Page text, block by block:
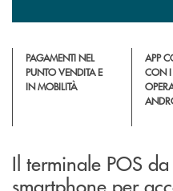
PAGAMENTI NEL
PUNTO VENDITA E
IN MOBILITÀ
APP
CON I
Il terminale POS
smartphone per